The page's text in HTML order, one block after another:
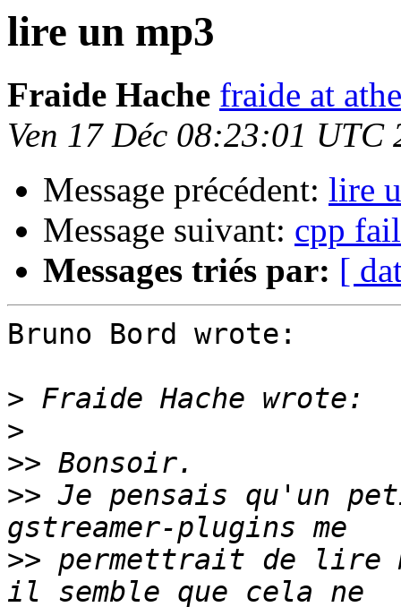
lire un mp3
Fraide Hache fraide at
Ven 17 Déc 08:23:01 UTC
Message précédent: lire
Message suivant: cpp
Messages triés par: [
Bruno Bord wrote:
>
>
>>
>> Je pensais qu'un
>> permettrait de lire